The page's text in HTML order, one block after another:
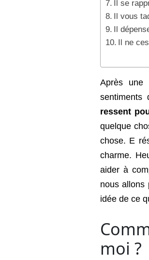
Il se
Il vous
Il
Il ne
Après
ressent
quelque
chose. E
charme.
aider à
nous allons
idée de ce
moi ?